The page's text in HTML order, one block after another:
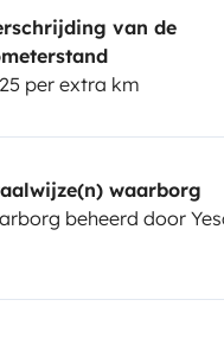
van de
per extra km
waarborg
beheerd door